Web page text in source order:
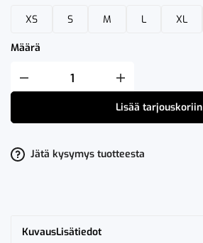
XS S M L XL
Määrä
Fristads
Zinc
määrä
Lisää tarjouskoriin
Jätä kysymys tuotteesta
KuvausLisätiedot